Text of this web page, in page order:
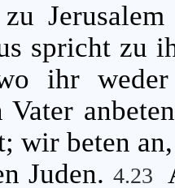
spricht zu
ihr
Vater
wir beten
Juden.4.23